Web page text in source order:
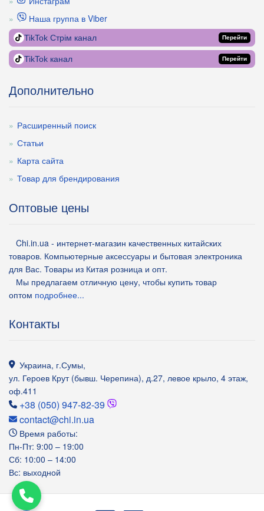
Наша группа в Viber
TikTok Стрім канал Перейти
TikTok канал Перейти
Дополнительно
Расширенный поиск
Статьи
Карта сайта
Товар для брендирования
Оптовые цены
Chi.in.ua - интернет-магазин качественных китайских
товаров. Компьютерные аксессуары и бытовая электроника
для Вас. Товары из Китая розница и опт.
Мы предлагаем отличную цену, чтобы купить товар
оптом подробнее...
Контакты
Украина, г.Сумы,
ул. Героев Крут (бывш. Черепина), д.27, левое крыло, 4 этаж,
оф.411
+38 (050) 947-82-39
contact@chi.in.ua
Время работы:
Пн-Пт: 9:00 – 19:00
Сб: 10:00 – 14:00
Вс: выходной